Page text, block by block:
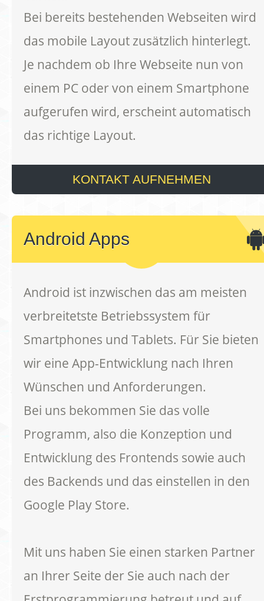
Bei bereits bestehenden Webseiten wird
das mobile Layout zusätzlich hinterlegt.
Je nachdem ob Ihre Webseite nun von
einem PC oder von einem Smartphone
aufgerufen wird, erscheint automatisch
das richtige Layout.
KONTAKT AUFNEHMEN
Android Apps
Android ist inzwischen das am meisten
verbreitetste Betriebssystem für
Smartphones und Tablets. Für Sie bieten
wir eine App-Entwicklung nach Ihren
Wünschen und Anforderungen.
Bei uns bekommen Sie das volle
Programm, also die Konzeption und
Entwicklung des Frontends sowie auch
des Backends und das einstellen in den
Google Play Store.
Mit uns haben Sie einen starken Partner
an Ihrer Seite der Sie auch nach der